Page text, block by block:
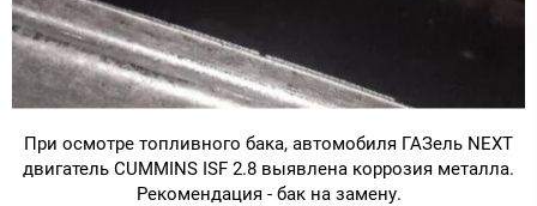
При осмотре топливного бака, автомобиля ГАЗель NEXT
двигатель CUMMINS ISF 2.8 выявлена коррозия металла.
Рекомендация - бак на замену.